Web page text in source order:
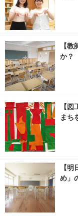
【
か？
【
まち
【
め」